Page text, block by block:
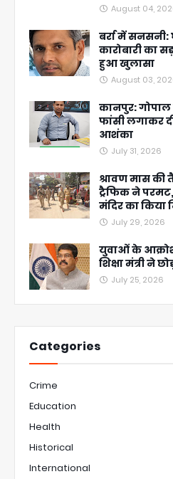
August 04,
बर्रा में
कारोबारी का
हुआ खुलासा
August 03,
कानपुर:
फांसी लगाकर
आशंका
July 31, 2026
श्रावण मास की
ट्रैफिक ने
मंदिर का किया
July 29, 2026
युवाओं के
शिक्षा मंत्री ने
July 25, 2026
Categories
Crime
Education
Health
Historical
International